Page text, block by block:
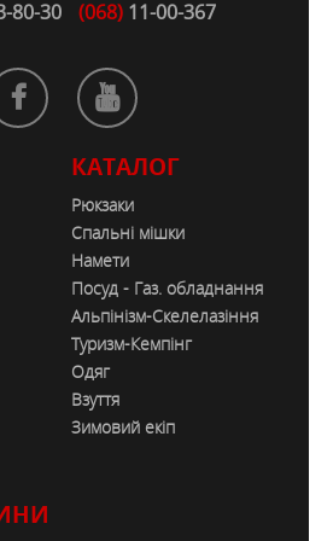
на задній стороні
з відповідним кольором
SOFT 3D
// Швидка сушка //
поліестер
Одежды
80-30 (068) 11-00-367
КАТАЛОГ
Рюкзаки
Спальні мішки
Намети
Посуд - Газ. обладнання
Альпінізм-Скелелазіння
Туризм-Кемпінг
Одяг
Взуття
Зимовий екіп